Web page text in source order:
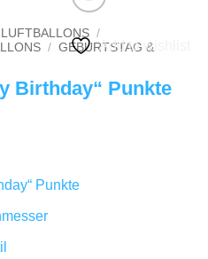
Add to wishlist
/
/ GEBURTSTAG &
Birthday“ Punkte
Punkte